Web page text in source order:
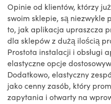
Opinie od klientów, którzy
swoim sklepie, są niezwykle
to, jak aplikacja upraszcza
dla sklepów z dużą ilością
Prostota instalacji i obsługi
elastyczne opcje
Dodatkowo, elastyczny
jako cenny zasób, który
zapytania i otwarty na